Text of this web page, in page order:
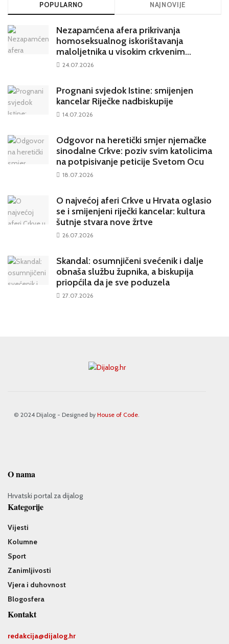
POPULARNO NAJNOVIJE
Nezapamćena afera prikrivanja
homoseksualnog iskorištavanja
maloljetnika u visokim crkvenim
krugovima potresa Hrvatsku
24.07.2026
Prognani svjedok Istine: smijenjen
kancelar Riječke nadbiskupije
14.07.2026
Odgovor na heretički smjer njemačke
sinodalne Crkve: poziv svim katolicima
na potpisivanje peticije Svetom Ocu
18.07.2026
O najvećoj aferi Crkve u Hrvata oglasio
se i smijenjeni riječki kancelar: kultura
šutnje stvara nove žrtve
26.07.2026
Skandal: osumnjičeni svećenik i dalje
obnaša službu župnika, a biskupija
priopćila da je sve poduzela
27.07.2026
© 2024 Dijalog - Designed by House of Code.
O nama
Hrvatski portal za dijalog
Kategorije
Vijesti
Kolumne
Sport
Zanimljivosti
Vjera i duhovnost
Blogosfera
Kontakt
redakcija@dijalog.hr